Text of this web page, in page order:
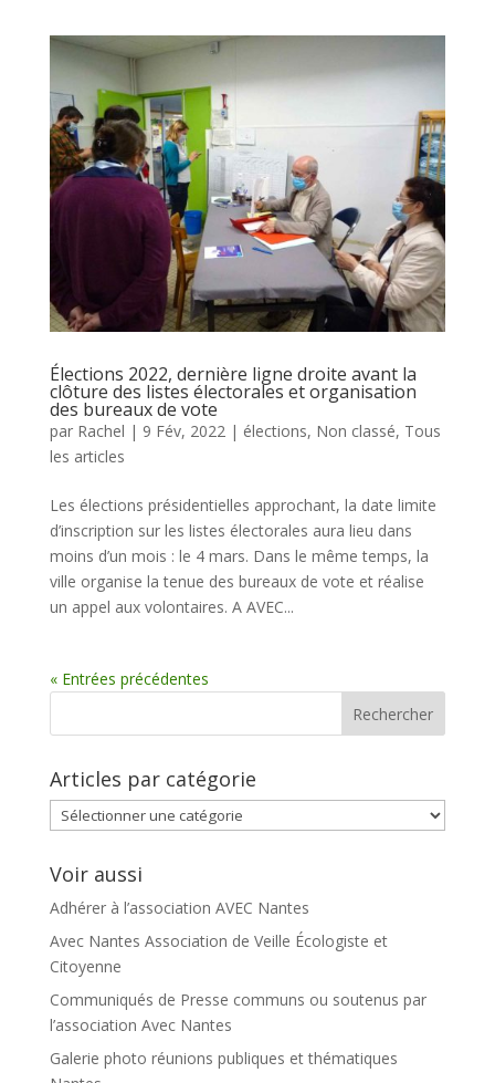
Élections 2022, dernière ligne droite avant la
clôture des listes électorales et organisation
des bureaux de vote
par Rachel | 9 Fév, 2022| élections, Non classé, Tous
les articles
Les élections présidentielles approchant, la date limite
d’inscription sur les listes électorales aura lieu dans
moins d’un mois : le 4 mars. Dans le même temps, la
ville organise la tenue des bureaux de vote et réalise
un appel aux volontaires. A AVEC...
« Entrées précédentes
Articles par catégorie
Articles
par
catégorie
Voir aussi
Adhérer à l’association AVEC Nantes
Avec Nantes Association de Veille Écologiste et
Citoyenne
Communiqués de Presse communs ou soutenus par
l’association Avec Nantes
Galerie photo réunions publiques et thématiques